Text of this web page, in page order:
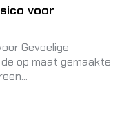
voor
Gevoelige
op maat gemaakte